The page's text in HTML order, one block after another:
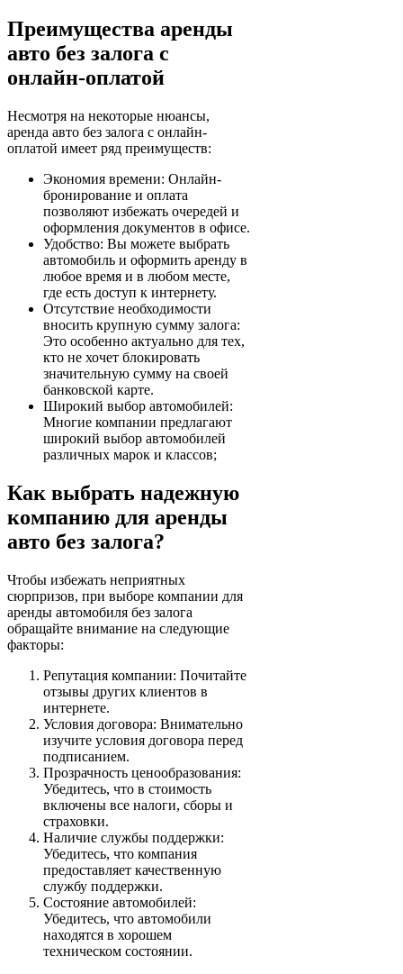
Преимущества аренды
авто без залога с
онлайн-оплатой
Несмотря на некоторые нюансы,
аренда авто без залога с онлайн-
оплатой имеет ряд преимуществ:
Экономия времени: Онлайн-
бронирование и оплата
позволяют избежать очередей и
оформления документов в офисе.
Удобство: Вы можете выбрать
автомобиль и оформить аренду в
любое время и в любом месте,
где есть доступ к интернету.
Отсутствие необходимости
вносить крупную сумму залога:
Это особенно актуально для тех,
кто не хочет блокировать
значительную сумму на своей
банковской карте.
Широкий выбор автомобилей:
Многие компании предлагают
широкий выбор автомобилей
различных марок и классов;
Как выбрать надежную
компанию для аренды
авто без залога?
Чтобы избежать неприятных
сюрпризов, при выборе компании для
аренды автомобиля без залога
обращайте внимание на следующие
факторы:
Репутация компании: Почитайте
отзывы других клиентов в
интернете.
Условия договора: Внимательно
изучите условия договора перед
подписанием.
Прозрачность ценообразования:
Убедитесь, что в стоимость
включены все налоги, сборы и
страховки.
Наличие службы поддержки:
Убедитесь, что компания
предоставляет качественную
службу поддержки.
Состояние автомобилей:
Убедитесь, что автомобили
находятся в хорошем
техническом состоянии.